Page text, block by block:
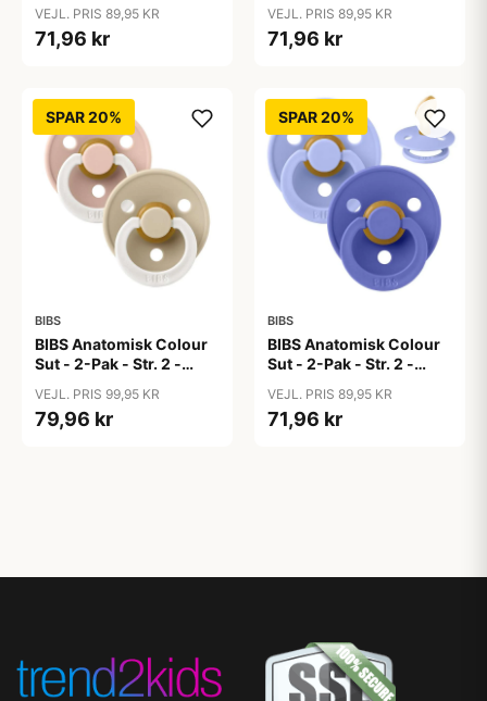
Pink/Coral
VEJL. PRIS 89,95 KR
71,96 kr
Grey/Mauve
VEJL. PRIS 89,95 KR
71,96 kr
SPAR 20%
BIBS
BIBS Anatomisk Colour
Sut - 2-Pak - Str. 2 -
Blush/Vanilla
VEJL. PRIS 99,95 KR
79,96 kr
SPAR 20%
BIBS
BIBS Anatomisk Colour
Sut - 2-Pak - Str. 2 -
Hush/Grape
VEJL. PRIS 89,95 KR
71,96 kr